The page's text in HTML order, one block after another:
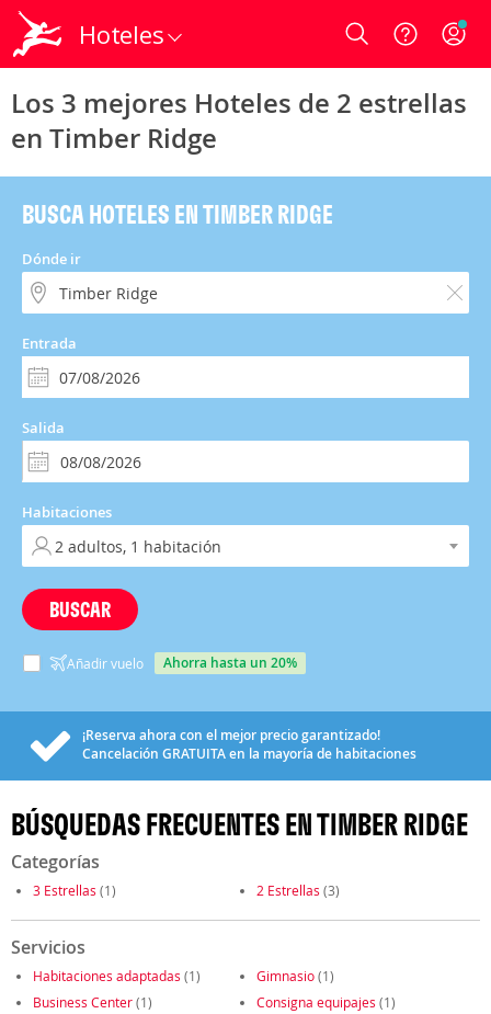
Hoteles Login
Los 3 mejores Hoteles de 2 estrellas
en Timber Ridge
BUSCA HOTELES EN TIMBER RIDGE
Dónde ir
Entrada
Salida
Habitaciones
BUSCAR
Añadir vuelo ahorra hasta un 20%
¡Reserva ahora con el mejor precio garantizado!
Cancelación GRATUITAen la mayoría de habitaciones
BÚSQUEDAS FRECUENTES EN TIMBER RIDGE
Categorías
3 Estrellas (1) 2 Estrellas (3)
Servicios
Habitaciones adaptadas (1) Gimnasio(1)
Business Center(1) Consigna equipajes (1)